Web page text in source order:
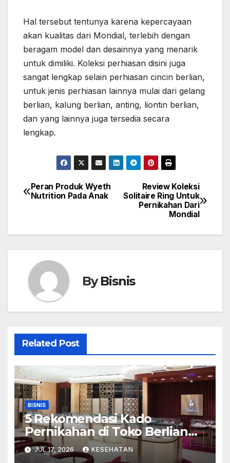
Hal tersebut tentunya karena kepercayaan
akan kualitas dari Mondial, terlebih dengan
beragam model dan desainnya yang menarik
untuk dimiliki. Koleksi perhiasan disini juga
sangat lengkap selain perhiasan cincin berlian,
untuk jenis perhiasan lainnya mulai dari gelang
berlian, kalung berlian, anting, liontin berlian,
dan yang lainnya juga tersedia secara
lengkap.
Post
Review Koleksi
Solitaire Ring Untuk
Pernikahan Dari
Mondial
Peran Produk Wyeth
Nutrition Pada Anak
ByBisnis
Related Post
BISNIS
5 Rekomendasi Kado
Pernikahan di Toko Berlian
Mall Kelapa Gading
JUL 17, 2026 KESEHATAN